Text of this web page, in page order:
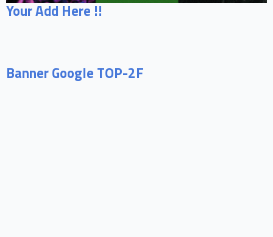
Your Add Here !!
Banner Google TOP-2F